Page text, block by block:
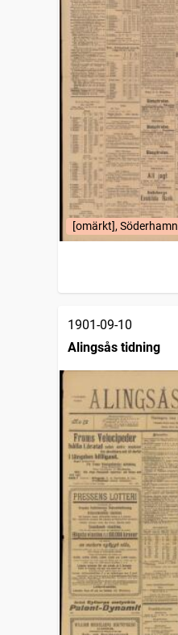
[omärkt], Söderhamn
1901-09-10
Alingsås tidning